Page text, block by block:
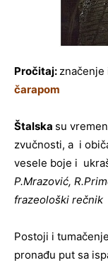
Pročitaj: značenje
čarapom
Štalska su
zvučnosti, a i
vesele boje i
P.Mrazović,
frazeološki rečnik
Postoji i
pronađu put sa